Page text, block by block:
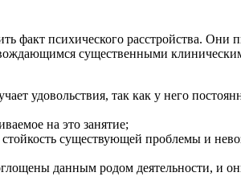
факт психического расстройства. Они
существенными
удовольствия, так как у него
на это занятие;
существующей проблемы и
данным родом деятельности, и